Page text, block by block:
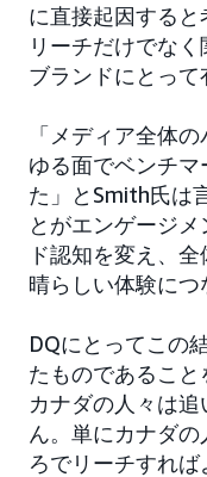
に直接起因する
リーチだけでな
ブランドにとって
「メディア全体
ゆる面でベンチ
た」とSmith氏は
とがエンゲージ
ド認知を変え、
晴らしい体験につ
DQにとってこの
たものであること
カナダの人々は
ん。単にカナダ
ろでリーチすれ